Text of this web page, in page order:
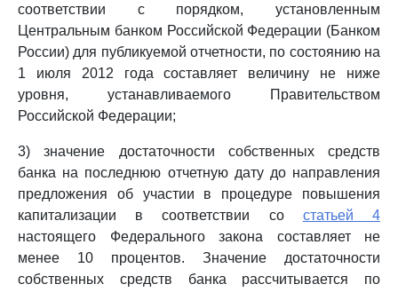
соответствии с порядком, установленным
Центральным банком Российской Федерации (Банком
России) для публикуемой отчетности, по состоянию на
1 июля 2012 года составляет величину не ниже
уровня, устанавливаемого Правительством
Российской Федерации;
3) значение достаточности собственных средств
банка на последнюю отчетную дату до направления
предложения об участии в процедуре повышения
капитализации в соответствии со статьей 4
настоящего Федерального закона составляет не
менее 10 процентов. Значение достаточности
собственных средств банка рассчитывается по